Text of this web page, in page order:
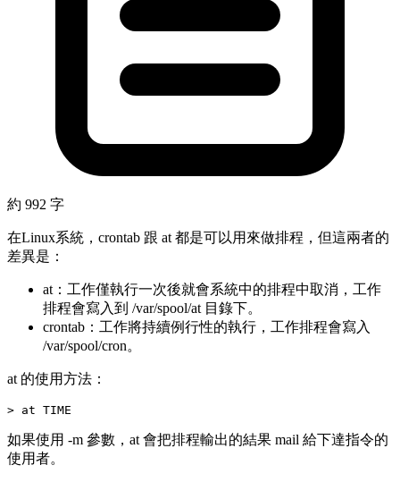
約 992 字
在Linux系統， crontab 跟 at都是可以用來做排程，但這兩者的
差異是：
at：工作僅執行一次後就會系統中的排程中取消，工作
排程會寫入到 /var/spool/at目錄下。
crontab：工作將持續例行性的執行，工作排程會寫入
/var/spool/cron。
at的使用方法：
如果使用 -m 參數， at會把排程輸出的結果 mail 給下達指令的
使用者。